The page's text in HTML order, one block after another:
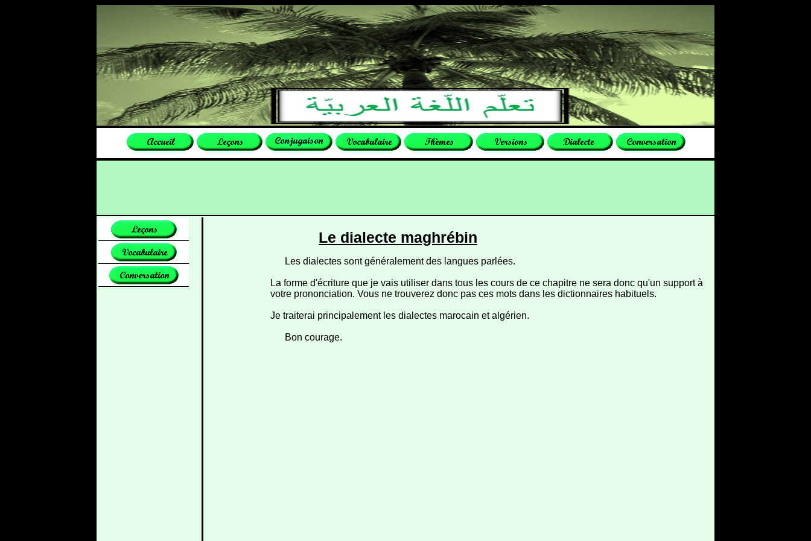
Le dialecte maghrébin
Les dialectes sont généralement des langues parlées.
La forme d'écriture que je vais utiliser dans tous les cours de ce chapitre ne sera donc qu'un support à
votre prononciation. Vous ne trouverez donc pas ces mots dans les dictionnaires habituels.
Je traiterai principalement les dialectes marocain et algérien.
Bon courage.